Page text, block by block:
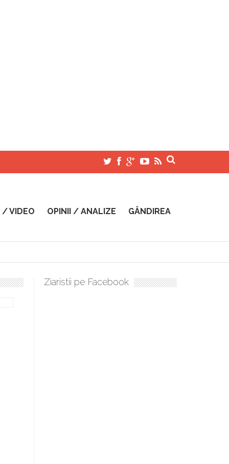
/ VIDEO OPINII / ANALIZE GÂNDIREA
boieri mari! Sara Nukina are nevoie de ajutorul nostru!
Ziaristii pe Facebook